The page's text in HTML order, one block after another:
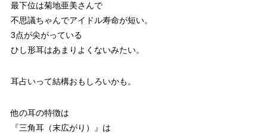
最下位は菊地亜美さんで
不思議ちゃんでアイドル寿命が短い。
3点が尖がっている
ひし形耳はあまりよくないみたい。
耳占いって結構おもしろいかも。
他の耳の特徴は
『三角耳（末広がり）』は